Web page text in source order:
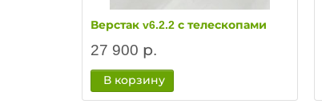
Верстак v6.2.2 с телескопами
27 900 р.
В корзину